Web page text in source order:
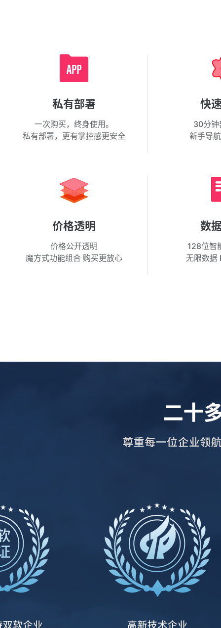
私有部署
一次购买，终身使用。
私有部署，更有掌控感更安全
快
30分钟
新手导
价格透明
价格公开透明
魔方式功能组合 购买更放心
数
128位智
无限数据